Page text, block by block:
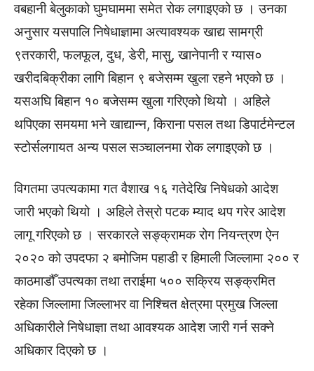
वबहानी बेलुकाको घुमघाममा समेत रोक लगाइएको छ । उनका
अनुसार यसपालि निषेधाज्ञामा अत्यावश्यक खाद्य सामग्री
९तरकारी, फलफूल, दुध, डेरी, मासु, खानेपानी र ग्यास०
खरीदबिक्रीका लागि बिहान ९ बजेसम्म खुला रहने भएको छ ।
यसअघि बिहान १० बजेसम्म खुला गरिएको थियो । अहिले
थपिएका समयमा भने खाद्यान्न, किराना पसल तथा डिपार्टमेन्टल
स्टोर्सलगायत अन्य पसल सञ्चालनमा रोक लगाइएको छ ।
विगतमा उपत्यकामा गत वैशाख १६ गतेदेखि निषेधको आदेश
जारी भएको थियो । अहिले तेस्रो पटक म्याद थप गरेर आदेश
लागू गरिएको छ । सरकारले सङ्क्रामक रोग नियन्त्रण ऐन
२०२० को उपदफा २ बमोजिम पहाडी र हिमाली जिल्लामा २०० र
काठमाडौँ उपत्यका तथा तराईमा ५०० सक्रिय सङ्क्रमित
रहेका जिल्लामा जिल्लाभर वा निश्चित क्षेत्रमा प्रमुख जिल्ला
अधिकारीले निषेधाज्ञा तथा आवश्यक आदेश जारी गर्न सक्ने
अधिकार दिएको छ ।